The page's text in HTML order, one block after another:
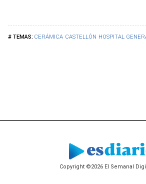
CERÁMICA CASTELLÓN HOSPITAL
Copyright ©2026 El Semanal